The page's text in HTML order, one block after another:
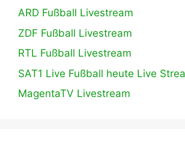
ARD Fußball Livestream
ZDF Fußball Livestream
RTL Fußball Livestream
SAT1 Live Fußball heute Live
MagentaTV Livestream